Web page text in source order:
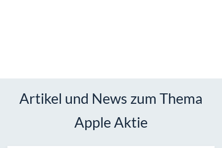
Artikel und News zum Thema
Apple Aktie